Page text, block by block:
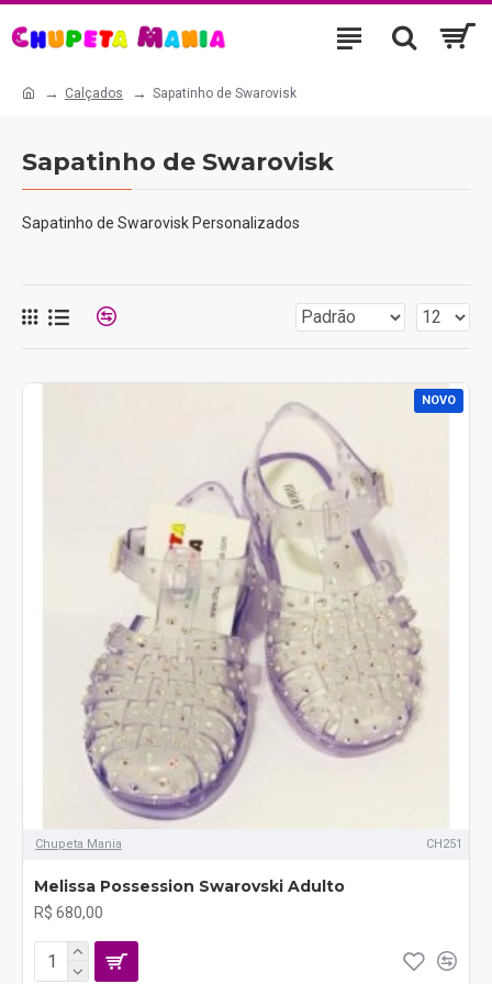
Calçados Sapatinho de Swarovisk
Sapatinho de Swarovisk
Sapatinho de Swarovisk Personalizados
NOVO
Chupeta Mania CH251
Melissa Possession Swarovski Adulto
R$ 680,00